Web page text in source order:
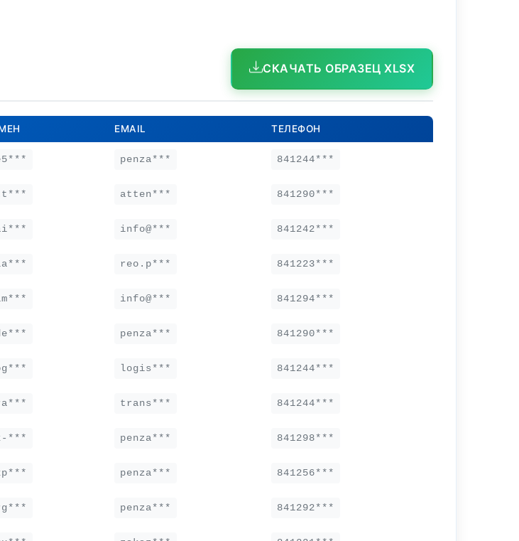
СКАЧАТЬ ОБРАЗЕЦ XLSX
EMAIL ТЕЛЕФОН
penza*** 841244***
atten*** 841290***
info@*** 841242***
reo.p*** 841223***
info@*** 841294***
penza*** 841290***
logis*** 841244***
trans*** 841244***
*** penza*** 841298***
penza*** 841256***
penza*** 841292***